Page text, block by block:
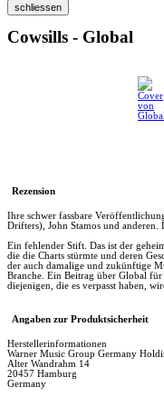
Cowsills - Global
Rezension
Ihre schwer fassbare
Drifters), John Stamos und
Ein fehlender Stift. Das ist der
die die Charts stürmte und deren
der auch damalige und zukünftige
Branche. Ein Beitrag über Global
diejenigen, die es verpasst haben,
Angaben zur Produktsicherheit
Herstellerinformationen
Warner Music Group Germany
Alter Wandrahm 14
20457 Hamburg
Germany